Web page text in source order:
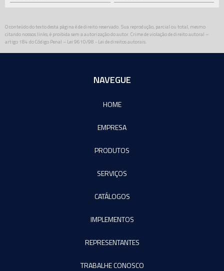
O conteúdo do texto desta página é de direito reservado. Sua reprodução, parcial ou total, mesmo
citando nossos links, é proibida sem a autorização do autor. Crime de violação de direito autoral –
artigo 184 do Código Penal – Lei 9610/98 - Lei de direitos autorais.
NAVEGUE
HOME
EMPRESA
PRODUTOS
SERVIÇOS
CATÁLOGOS
IMPLEMENTOS
REPRESENTANTES
TRABALHE CONOSCO